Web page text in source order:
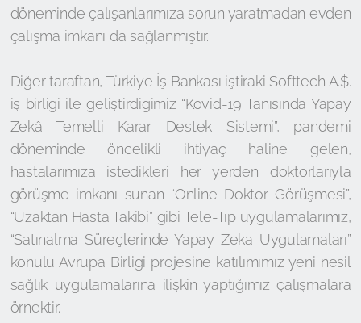
döneminde çalışanlarımıza sorun yaratmadan evden
çalışma imkanı da sağlanmıştır.
Diğer taraftan, Türkiye İş Bankası iştiraki Softtech A.$.
iş birligi ile geliştirdigimiz “Kovid-19 Tanısında Yapay
Zekâ Temelli Karar Destek Sistemi”, pandemi
döneminde öncelikli ihtiyaç haline gelen,
hastalarımıza istedikleri her yerden doktorlarıyla
görüşme imkanı sunan “Online Doktor Görüşmesi”,
“Uzaktan Hasta Takibi” gibi Tele-Tıp uygulamalarımız,
“Satınalma Süreçlerinde Yapay Zeka Uygulamaları”
konulu Avrupa Birligi projesine katılımımız yeni nesil
sağlık uygulamalarına ilişkin yaptığımız çalışmalara
örnektir.